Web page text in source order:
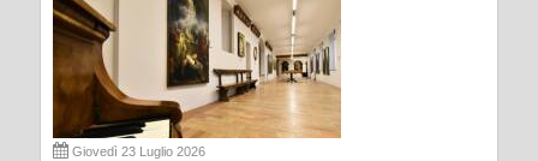
Giovedì 23 Luglio 2026